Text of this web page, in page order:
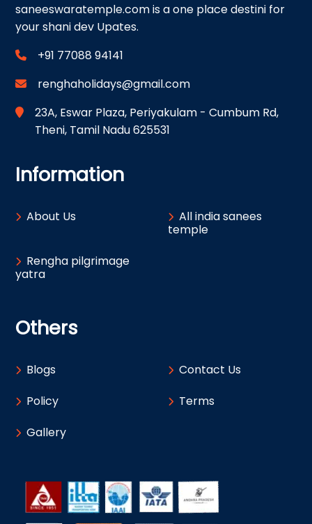
saneeswaratemple.com is a one place destini for
your shani dev Upates.
+91 77088 94141
renghaholidays@gmail.com
23A, Eswar Plaza, Periyakulam - Cumbum Rd,
Theni, Tamil Nadu 625531
Information
About Us
All india sanees
temple
Rengha pilgrimage
yatra
Others
Blogs
Contact Us
Policy
Terms
Gallery